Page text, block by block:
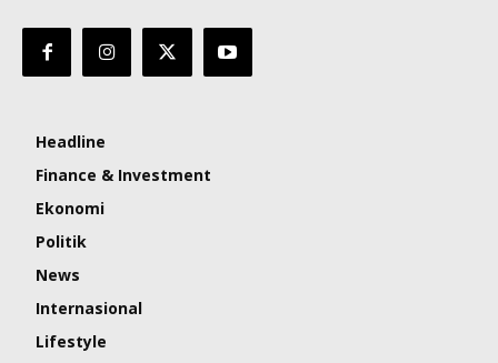
Headline
Finance & Investment
Ekonomi
Politik
News
Internasional
Lifestyle